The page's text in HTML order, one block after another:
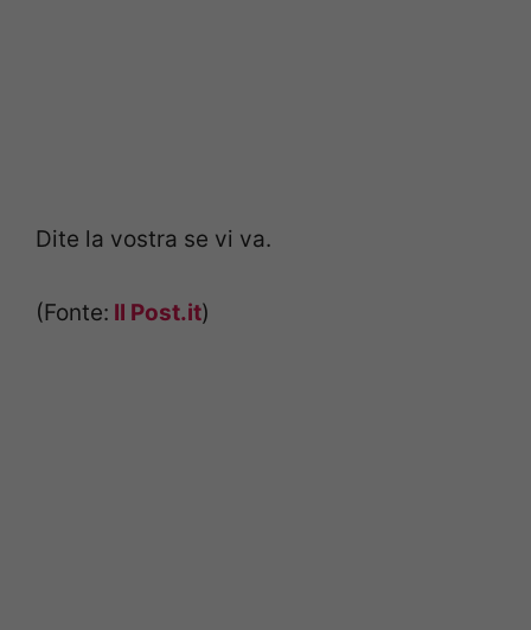
Dite la vostra se vi va.
(Fonte: Il Post.it)